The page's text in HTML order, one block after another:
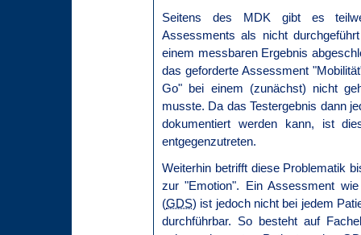
Seitens des MDK gibt es
Assessments als nicht
einem messbaren Ergebnis
das geforderte Assessment
Go" bei einem (zunächst) nicht
musste. Da das Testergebnis dann
dokumentiert werden kann, ist
entgegenzutreten.
Weiterhin betrifft diese Problematik
zur "Emotion". Ein Assessment
(GDS) ist jedoch nicht bei jedem
durchführbar. So besteht auf